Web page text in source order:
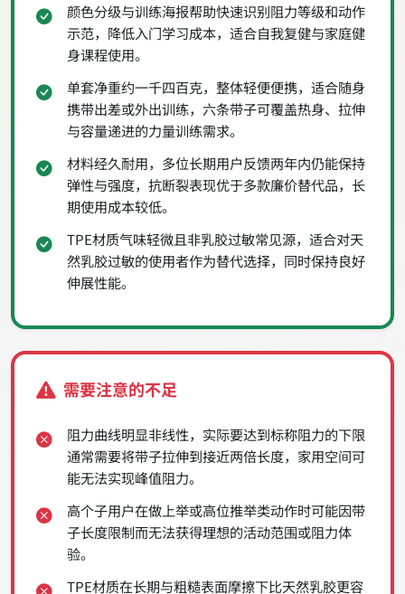
颜色分级与训练海报帮助快速识别阻力等级和动作
示范，降低入门学习成本，适合自我复健与家庭健
身课程使用。
单套净重约一千四百克，整体轻便便携，适合随身
携带出差或外出训练，六条带子可覆盖热身、拉伸
与容量递进的力量训练需求。
材料经久耐用，多位长期用户反馈两年内仍能保持
弹性与强度，抗断裂表现优于多款廉价替代品，长
期使用成本较低。
TPE材质气味轻微且非乳胶过敏常见源，适合对天
然乳胶过敏的使用者作为替代选择，同时保持良好
伸展性能。
需要注意的不足
阻力曲线明显非线性，实际要达到标称阻力的下限
通常需要将带子拉伸到接近两倍长度，家用空间可
能无法实现峰值阻力。
高个子用户在做上举或高位推举类动作时可能因带
子长度限制而无法获得理想的活动范围或阻力体
验。
TPE材质在长期与粗糙表面摩擦下比天然乳胶更容